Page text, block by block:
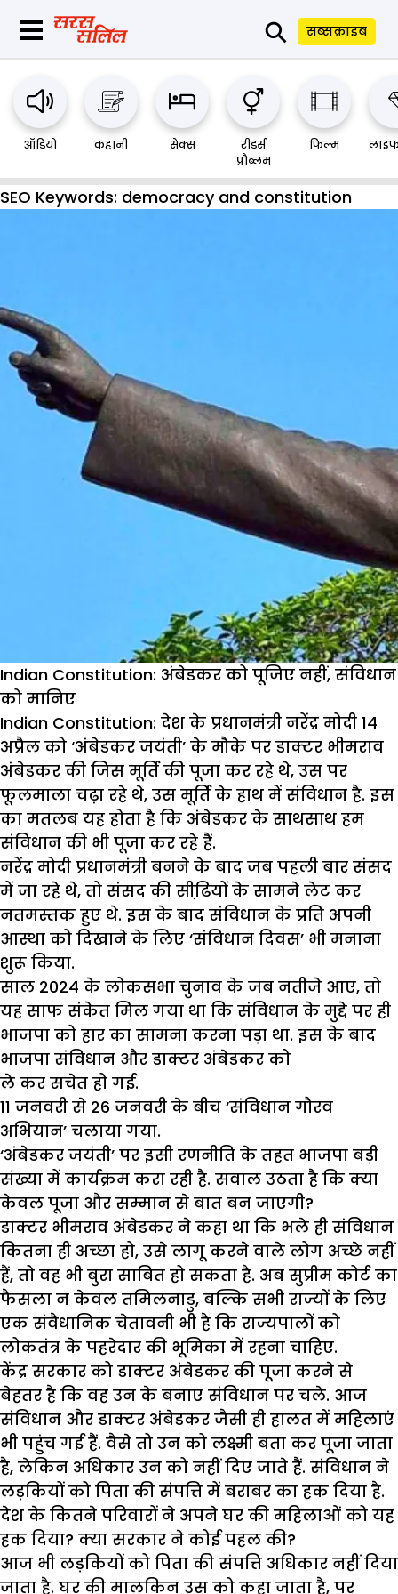
⚲ सब्सक्राइब
ऑडियो कहानी सेक्स
रीडर्स
प्रौब्लम
फिल्म
SEO Keywords: democracy and constitution
Indian Constitution: अंबेडकर को पूजिए नहीं, संविधान
को मानिए
Indian Constitution: देश के प्रधानमंत्री नरेंद्र मोदी 14
अप्रैल को ‘अंबेडकर जयंती’ के मौके पर डाक्टर भीमराव
अंबेडकर की जिस मूर्ति की पूजा कर रहे थे, उस पर
फूलमाला चढ़ा रहे थे, उस मूर्ति के हाथ में संविधान है. इस
का मतलब यह होता है कि अंबेडकर के साथसाथ हम
संविधान की भी पूजा कर रहे हैं.
नरेंद्र मोदी प्रधानमंत्री बनने के बाद जब पहली बार संसद
में जा रहे थे, तो संसद की सीढि़यों के सामने लेट कर
नतमस्तक हुए थे. इस के बाद संविधान के प्रति अपनी
आस्था को दिखाने के लिए ‘संविधान दिवस’ भी मनाना
शुरू किया.
साल 2024 के लोकसभा चुनाव के जब नतीजे आए, तो
यह साफ संकेत मिल गया था कि संविधान के मुद्दे पर ही
भाजपा को हार का सामना करना पड़ा था. इस के बाद
भाजपा संविधान और डाक्टर अंबेडकर को
ले कर सचेत हो गई.
11 जनवरी से 26 जनवरी के बीच ‘संविधान गौरव
अभियान’ चलाया गया.
‘अंबेडकर जयंती’ पर इसी रणनीति के तहत भाजपा बड़ी
संख्या में कार्यक्रम करा रही है. सवाल उठता है कि क्या
केवल पूजा और सम्मान से बात बन जाएगी?
डाक्टर भीमराव अंबेडकर ने कहा था कि भले ही संविधान
कितना ही अच्छा हो, उसे लागू करने वाले लोग अच्छे नहीं
हैं, तो वह भी बुरा साबित हो सकता है. अब सुप्रीम कोर्ट का
फैसला न केवल तमिलनाडु, बल्कि सभी राज्यों के लिए
एक संवैधानिक चेतावनी भी है कि राज्यपालों को
लोकतंत्र के पहरेदार की भूमिका में रहना चाहिए.
केंद्र सरकार को डाक्टर अंबेडकर की पूजा करने से
बेहतर है कि वह उन के बनाए संविधान पर चले. आज
संविधान और डाक्टर अंबेडकर जैसी ही हालत में महिलाएं
भी पहुंच गई हैं. वैसे तो उन को लक्ष्मी बता कर पूजा जाता
है, लेकिन अधिकार उन को नहीं दिए जाते हैं. संविधान ने
लड़कियों को पिता की संपत्ति में बराबर का हक दिया है.
देश के कितने परिवारों ने अपने घर की महिलाओं को यह
हक दिया? क्या सरकार ने कोई पहल की?
आज भी लड़कियों को पिता की संपत्ति अधिकार नहीं दिया
जाता है. घर की मालकिन उस को कहा जाता है, पर